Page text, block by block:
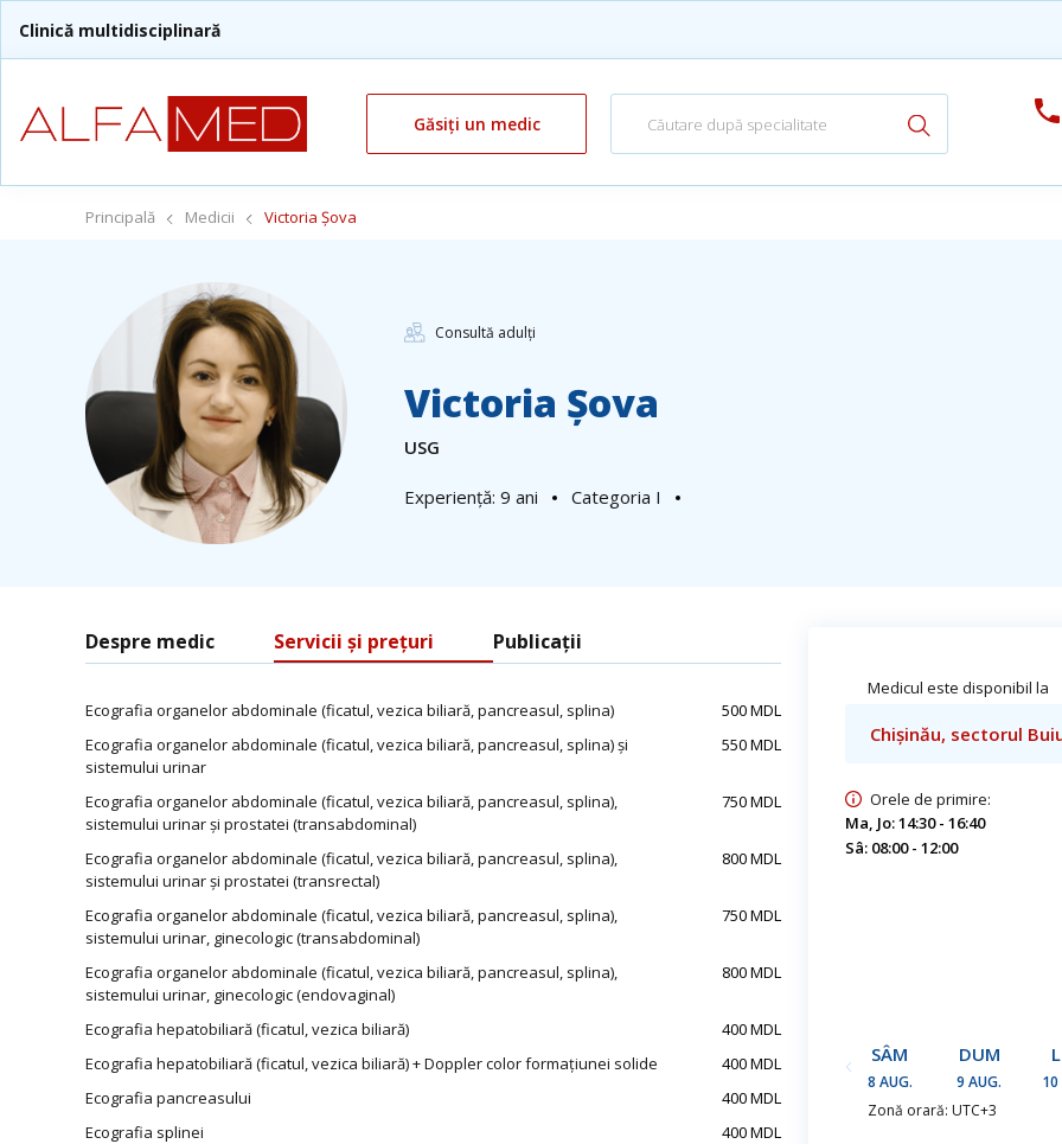
Clinică multidisciplinară
Găsiți un medic
Principală Medicii Victoria Șova
Consultă adulți
Victoria Șova
USG
Experiență: 9 ani Categoria I
Despre medic Servicii și prețuri Publicații
Ecografia organelor abdominale (ficatul, vezica biliară, pancreasul, splina)
500 MDL
Ecografia organelor abdominale (ficatul, vezica biliară, pancreasul, splina) și
sistemului urinar
550 MDL
Ecografia organelor abdominale (ficatul, vezica biliară, pancreasul, splina),
sistemului urinar și prostatei (transabdominal)
750 MDL
Ecografia organelor abdominale (ficatul, vezica biliară, pancreasul, splina),
sistemului urinar și prostatei (transrectal)
800 MDL
Ecografia organelor abdominale (ficatul, vezica biliară, pancreasul, splina),
sistemului urinar, ginecologic (transabdominal)
750 MDL
Ecografia organelor abdominale (ficatul, vezica biliară, pancreasul, splina),
sistemului urinar, ginecologic (endovaginal)
800 MDL
Ecografia hepatobiliară (ficatul, vezica biliară)
400 MDL
Ecografia hepatobiliară (ficatul, vezica biliară) + Doppler color formațiunei solide
400 MDL
Ecografia pancreasului
400 MDL
Ecografia splinei
400 MDL
Medicul este disponibil la
Chișinău, sectorul
Orele de primire:
Ma, Jo: 14:30 - 16:40
Sâ: 08:00 - 12:00
SÂM
8 AUG.
DUM
9 AUG. 10
Zonă orară: UTC+3